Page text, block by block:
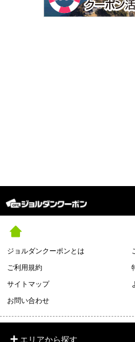
ジョルダンクーポンとは
ご利用規約
サイトマップ
お問い合わせ
エリアから探す